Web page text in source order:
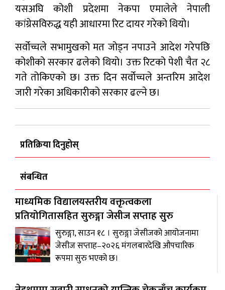
यसअघि कोशी प्रदेशमा नेकपा एमालेले नेपाली
कांग्रेसविरुद्ध यही आधारमा रिट दायर गरेको थियो।
सर्वोच्चले सभामुखको मत जोड्न नपाउने आदेश गरेपछि
कोशीको सरकार ढलेको थियो। उक्त रिटको पेशी चैत २८
गते तोकिएको छ। उक्त दिन सर्वोच्चले अन्तरिम आदेश
जारी गरेका अधिकारीको सरकार ढल्ने छ।
प्रतिक्रिया दिनुहोस्
संबन्धित
माध्यमिक विद्यालयस्तरीय वक्तृत्वकला
प्रतियोगितासहित सुरुङ्गा जेसीज सप्ताह सुरु
सुरुङ्गा, साउन १८ । सुरुङ्गा जेसीजको आयोजनामा
जेसीज सप्ताह–२०२६ मंगलबारदेखि औपचारिक
रूपमा सुरु भएको छ।